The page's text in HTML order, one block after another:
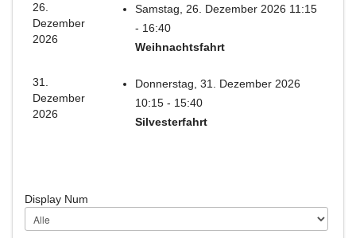
26.
Dezember
2026
Samstag, 26. Dezember 2026 11:15
- 16:40
Weihnachtsfahrt
31.
Dezember
2026
Donnerstag, 31. Dezember 2026
10:15 - 15:40
Silvesterfahrt
Display Num